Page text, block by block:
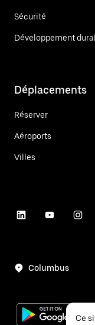
Sécurité
Développement
Déplacements
Réserver
Aéroports
Villes
Columbus
Ce